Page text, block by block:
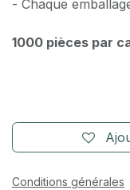
- Chaque
1000 pièces par
Conditions générales